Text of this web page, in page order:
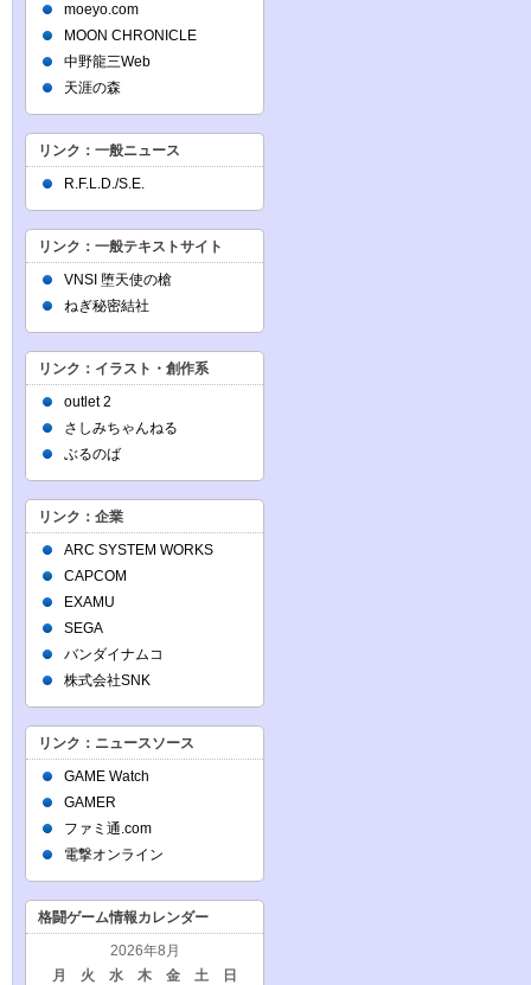
moeyo.com
MOON CHRONICLE
中野龍三Web
天涯の森
リンク：一般ニュース
R.F.L.D./S.E.
リンク：一般テキストサイト
VNSI 堕天使の槍
ねぎ秘密結社
リンク：イラスト・創作系
outlet 2
さしみちゃんねる
ぶるのば
リンク：企業
ARC SYSTEM WORKS
CAPCOM
EXAMU
SEGA
バンダイナムコ
株式会社SNK
リンク：ニュースソース
GAME Watch
GAMER
ファミ通.com
電撃オンライン
格闘ゲーム情報カレンダー
2026年8月
月
火 水 木 金 土 日